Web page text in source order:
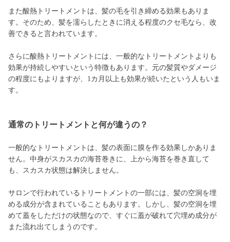
また酸熱トリートメントは、髪の毛を引き締める効果もありま
す。そのため、髪を濡らしたときに消える程度のクセ毛なら、改
善できると言われています。
さらに酸熱トリートメントには、一般的なトリートメントよりも
効果が持続しやすいという特徴もあります。元の髪質やダメージ
の程度にもよりますが、1カ月以上も効果が続いたという人もいま
す。
通常のトリートメントと何が違うの？
一般的なトリートメントは、髪の表面に膜を作る効果しかありま
せん。中身がスカスカの海苔巻きに、上から海苔を巻き直して
も、スカスカ状態は解決しません。
サロンで行われているトリートメントの一部には、髪の空洞を埋
める成分が含まれていることもあります。しかし、髪の空洞を埋
めて蓋をしただけの状態なので、すぐに蓋が破れて穴埋め成分が
また流れ出てしまうのです。